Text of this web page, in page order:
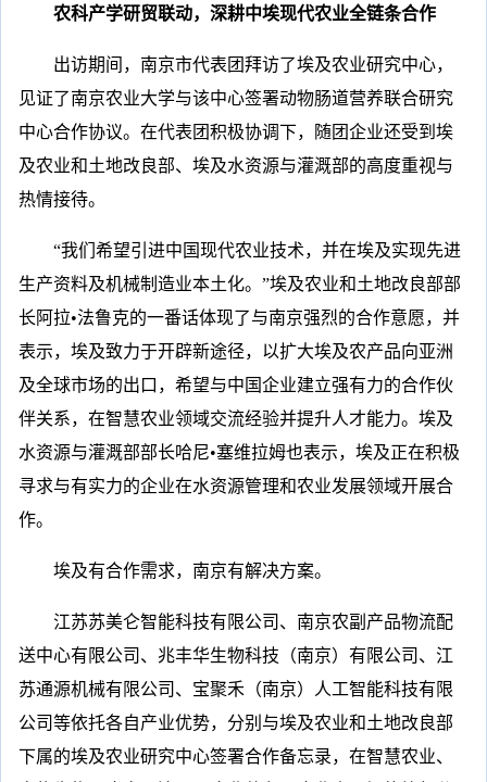
农科产学研贸联动，深耕中埃现代农业全链条合作
出访期间，南京市代表团拜访了埃及农业研究中心，
见证了南京农业大学与该中心签署动物肠道营养联合研究
中心合作协议。在代表团积极协调下，随团企业还受到埃
及农业和土地改良部、埃及水资源与灌溉部的高度重视与
热情接待。
“我们希望引进中国现代农业技术，并在埃及实现先进
生产资料及机械制造业本土化。”埃及农业和土地改良部部
长阿拉•法鲁克的一番话体现了与南京强烈的合作意愿，并
表示，埃及致力于开辟新途径，以扩大埃及农产品向亚洲
及全球市场的出口，希望与中国企业建立强有力的合作伙
伴关系，在智慧农业领域交流经验并提升人才能力。埃及
水资源与灌溉部部长哈尼•塞维拉姆也表示，埃及正在积极
寻求与有实力的企业在水资源管理和农业发展领域开展合
作。
埃及有合作需求，南京有解决方案。
江苏苏美仑智能科技有限公司、南京农副产品物流配
送中心有限公司、兆丰华生物科技（南京）有限公司、江
苏通源机械有限公司、宝聚禾（南京）人工智能科技有限
公司等依托各自产业优势，分别与埃及农业和土地改良部
下属的埃及农业研究中心签署合作备忘录，在智慧农业、